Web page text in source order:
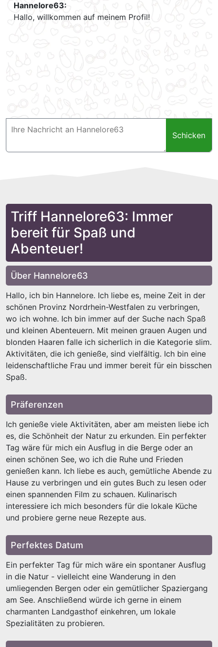
Hannelore63:
Hallo, willkommen auf meinem Profil!
Schicken
Triff Hannelore63: Immer
bereit für Spaß und
Abenteuer!
Über Hannelore63
Hallo, ich bin Hannelore. Ich liebe es, meine Zeit in der
schönen Provinz Nordrhein-Westfalen zu verbringen,
wo ich wohne. Ich bin immer auf der Suche nach Spaß
und kleinen Abenteuern. Mit meinen grauen Augen und
blonden Haaren falle ich sicherlich in die Kategorie slim.
Aktivitäten, die ich genieße, sind vielfältig. Ich bin eine
leidenschaftliche Frau und immer bereit für ein bisschen
Spaß.
Präferenzen
Ich genieße viele Aktivitäten, aber am meisten liebe ich
es, die Schönheit der Natur zu erkunden. Ein perfekter
Tag wäre für mich ein Ausflug in die Berge oder an
einen schönen See, wo ich die Ruhe und Frieden
genießen kann. Ich liebe es auch, gemütliche Abende zu
Hause zu verbringen und ein gutes Buch zu lesen oder
einen spannenden Film zu schauen. Kulinarisch
interessiere ich mich besonders für die lokale Küche
und probiere gerne neue Rezepte aus.
Perfektes Datum
Ein perfekter Tag für mich wäre ein spontaner Ausflug
in die Natur - vielleicht eine Wanderung in den
umliegenden Bergen oder ein gemütlicher Spaziergang
am See. Anschließend würde ich gerne in einem
charmanten Landgasthof einkehren, um lokale
Spezialitäten zu probieren.